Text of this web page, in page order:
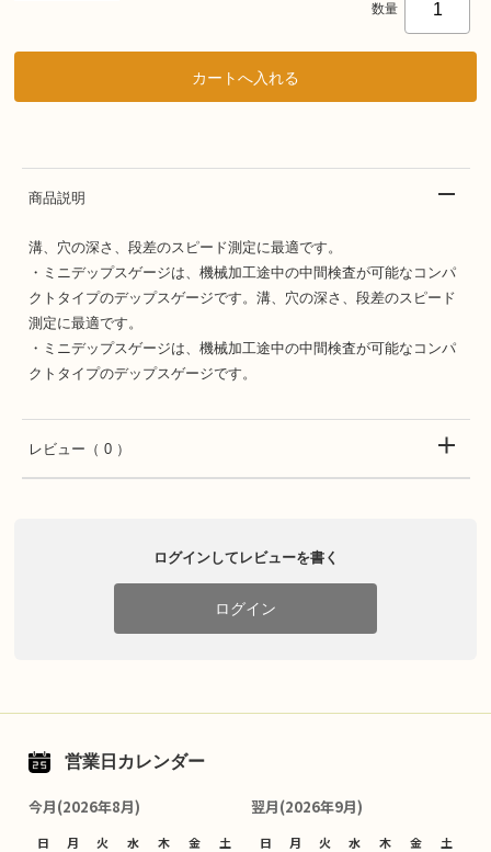
数量
商品説明
溝、穴の深さ、段差のスピード測定に最適です。
・ミニデップスゲージは、機械加工途中の中間検査が可能なコンパ
クトタイプのデップスゲージです。溝、穴の深さ、段差のスピード
測定に最適です。
・ミニデップスゲージは、機械加工途中の中間検査が可能なコンパ
クトタイプのデップスゲージです。
レビュー （ 0 ）
ログインしてレビューを書く
ログイン
営業日カレンダー
今月(2026年8月)
日 月 火 水 木 金 土
翌月(2026年9月)
日 月 火 水 木 金 土